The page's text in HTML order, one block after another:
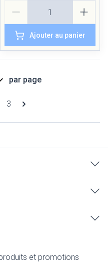
Ajouter au panier
lisez actuellement la page
Page
3
par page
et promotions